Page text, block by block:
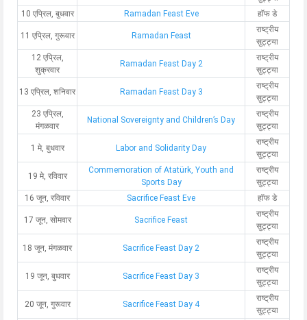
10 एप्रिल, बुधवार
Ramadan Feast Eve हॉफ डे
11 एप्रिल, गुरूवार Ramadan Feast
राष्ट्रीय
सुट्ट्या
12 एप्रिल,
शुक्रवार
Ramadan Feast Day 2
राष्ट्रीय
सुट्ट्या
13 एप्रिल, शनिवार Ramadan Feast Day 3
राष्ट्रीय
सुट्ट्या
23 एप्रिल,
मंगळवार
National Sovereignty and Children’s Day
राष्ट्रीय
सुट्ट्या
1 मे, बुधवार Labor and Solidarity Day
राष्ट्रीय
सुट्ट्या
19 मे, रविवार
Commemoration of Atatürk, Youth and
Sports Day
राष्ट्रीय
सुट्ट्या
16 जून, रविवार
Sacrifice Feast Eve हॉफ डे
17 जून, सोमवार Sacrifice Feast
राष्ट्रीय
सुट्ट्या
18 जून, मंगळवार Sacrifice Feast Day 2
राष्ट्रीय
सुट्ट्या
19 जून, बुधवार Sacrifice Feast Day 3
राष्ट्रीय
सुट्ट्या
20 जून, गुरूवार Sacrifice Feast Day 4
राष्ट्रीय
सुट्ट्या